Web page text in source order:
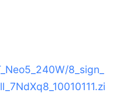
8_sign_